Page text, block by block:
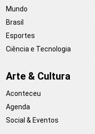
Mundo
Brasil
Esportes
Ciência e Tecnologia
Arte & Cultura
Aconteceu
Agenda
Social & Eventos